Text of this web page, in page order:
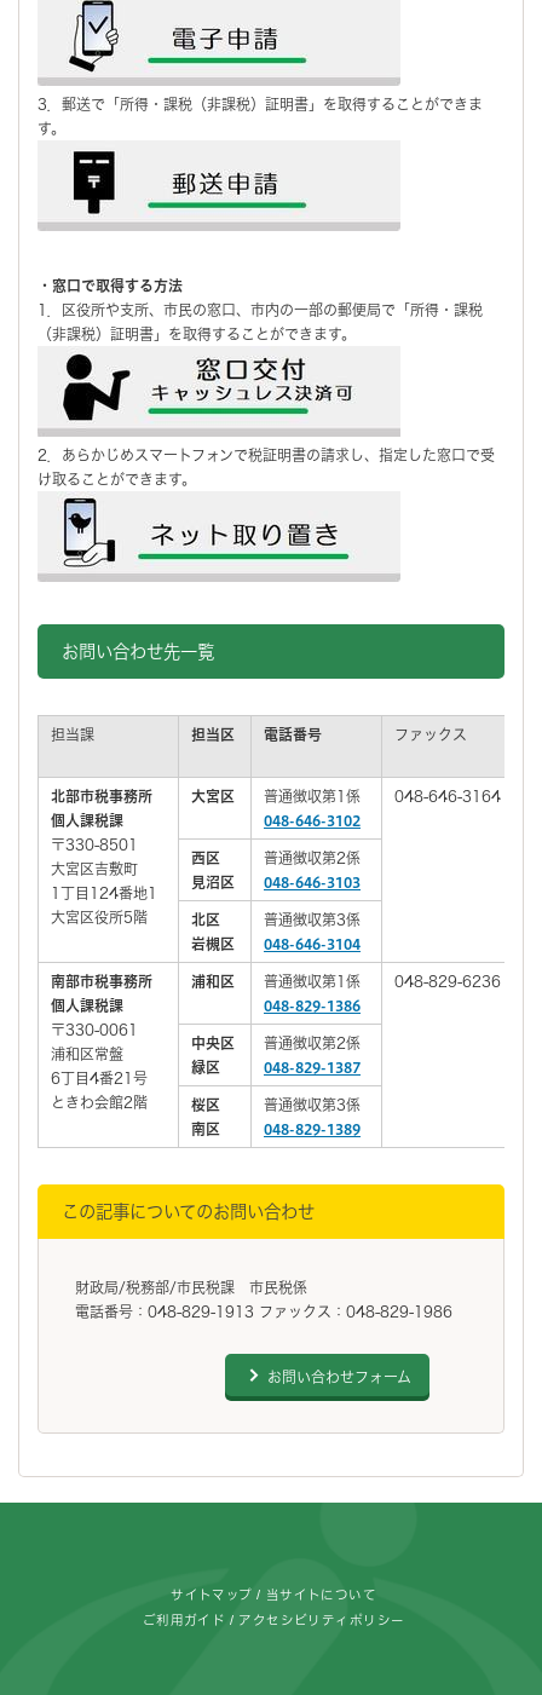
3．郵送で「所得・課税（非課税）証明書」を取得することができま
す。
・窓口で取得する方法
1．区役所や支所、市民の窓口、市内の一部の郵便局で「所得・課税
（非課税）証明書」を取得することができます。
2．あらかじめスマートフォンで税証明書の請求し、指定した窓口で受
け取ることができます。
お問い合わせ先一覧
担当課 担当区 電話番号 ファックス
北部市税事務所
個人課税課
〒330-8501
大宮区吉敷町
1丁目124番地1
大宮区役所5階
大宮区
普通徴収第1係
048-646-3102
048-646-3164
西区
見沼区
普通徴収第2係
048-646-3103
北区
岩槻区
普通徴収第3係
048-646-3104
南部市税事務所
個人課税課
〒330-0061
浦和区常盤
6丁目4番21号
ときわ会館2階
浦和区
普通徴収第1係
048-829-1386
048-829-6236
中央区
緑区
普通徴収第2係
048-829-1387
桜区
南区
普通徴収第3係
048-829-1389
この記事についてのお問い合わせ
財政局/税務部/市民税課 市民税係
電話番号：048-829-1913 ファックス：048-829-1986
お問い合わせフォーム
サイトマップ 当サイトについて
ご利用ガイド アクセシビリティポリシー